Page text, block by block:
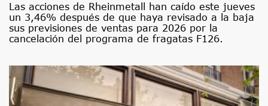
Las acciones de Rheinmetall han caído este jueves
un 3,46% después de que haya revisado a la baja
sus previsiones de ventas para 2026 por la
cancelación del programa de fragatas F126.